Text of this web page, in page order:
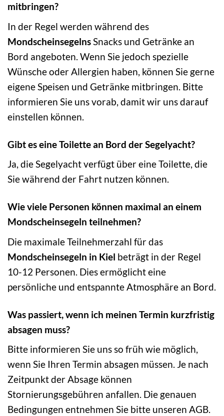
mitbringen?
In der Regel werden während des
MondscheinsegelnsSnacks und Getränke an
Bord angeboten. Wenn Sie jedoch spezielle
Wünsche oder Allergien haben, können Sie gerne
eigene Speisen und Getränke mitbringen. Bitte
informieren Sie uns vorab, damit wir uns darauf
einstellen können.
Gibt es eine Toilette an Bord der Segelyacht?
Ja, die Segelyacht verfügt über eine Toilette, die
Sie während der Fahrt nutzen können.
Wie viele Personen können maximal an einem
Mondscheinsegeln teilnehmen?
Die maximale Teilnehmerzahl für das
Mondscheinsegeln in Kiel beträgt in der Regel
10-12 Personen. Dies ermöglicht eine
persönliche und entspannte Atmosphäre an Bord.
Was passiert, wenn ich meinen Termin kurzfristig
absagen muss?
Bitte informieren Sie uns so früh wie möglich,
wenn Sie Ihren Termin absagen müssen. Je nach
Zeitpunkt der Absage können
Stornierungsgebühren anfallen. Die genauen
Bedingungen entnehmen Sie bitte unseren AGB.